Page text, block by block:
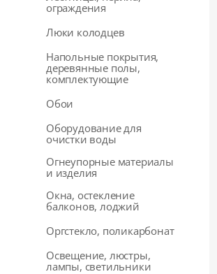
ограждения
Люки колодцев
Напольные покрытия,
деревянные полы,
комплектующие
Обои
Оборудование для
очистки воды
Огнеупорные материалы
и изделия
Окна, остекление
балконов, лоджий
Оргстекло, поликарбонат
Освещение, люстры,
лампы, светильники